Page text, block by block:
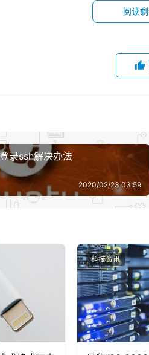
realme X50 Pro 的6400万高清
可能性极大。
阅读
录ssh解决办法
2020/02/23 03:59
科技资讯